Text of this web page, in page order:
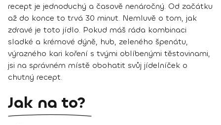
recept je jednoduchý a časově nenáročný. Od začátku
až do konce to trvá 30 minut. Nemluvě o tom, jak
zdravé je toto jídlo. Pokud máš ráda kombinaci
sladké a krémové dýně, hub, zeleného špenátu,
výrazného kari koření s tvými oblíbenými těstovinami,
jsi na správném místě obohatit svůj jídelníček o
chutný recept.
Jak na to?